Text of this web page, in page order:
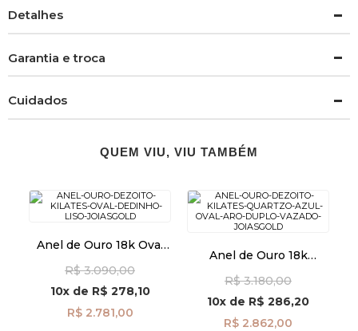
Detalhes
Garantia e troca
Cuidados
QUEM VIU, VIU TAMBÉM
Anel de Ouro 18k Oval
R$ 3.090,00
10xde R$ 278,10
R$ 2.781,00
Anel de Ouro 18k
Duplo Vazado an42009
R$ 3.180,00
10x de R$ 286,20
R$ 2.862,00